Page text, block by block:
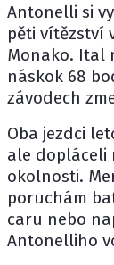
Antonelli si
pěti vítězství
Monako. Ital
náskok 68
závodech
Oba jezdci
ale dopláceli
okolnosti.
poruchám
caru nebo
Antonelliho